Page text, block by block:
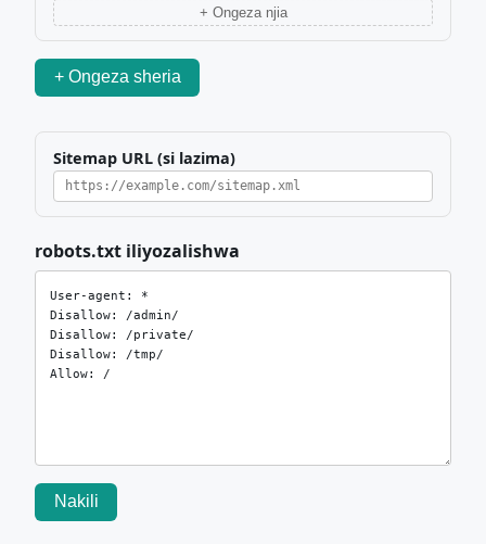
+ Ongeza njia
+ Ongeza sheria
Sitemap URL (si lazima)
robots.txt iliyozalishwa
Nakili